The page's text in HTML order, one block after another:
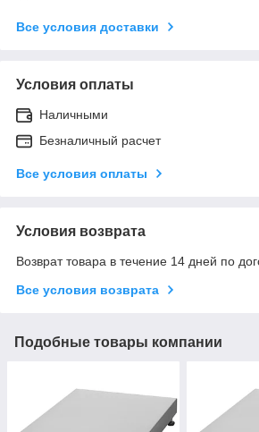
Все условия доставки
Условия оплаты
Наличными
Безналичный расчет
Все условия оплаты
Условия возврата
Возврат товара в течение 14 дней по
Все условия возврата
Подобные товары компании